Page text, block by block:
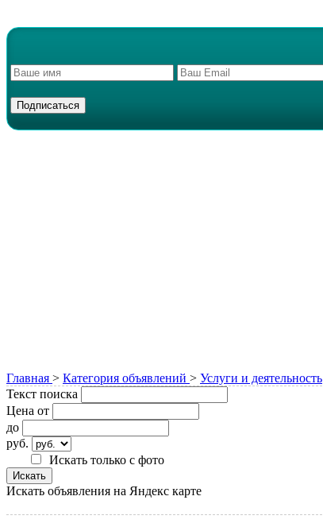
Главная > Категория объявлений > Услуги и деятельность
Текст поиска
Цена от
до
руб.
Искать только с фото
Искать объявления на Яндекс карте